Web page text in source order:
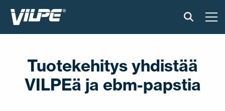
VILPE SENSE
Tuotekehitys yhdistää
VILPEä ja ebm-papstia